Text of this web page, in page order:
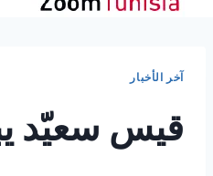
آخر الأخبار
قيس سعيّد